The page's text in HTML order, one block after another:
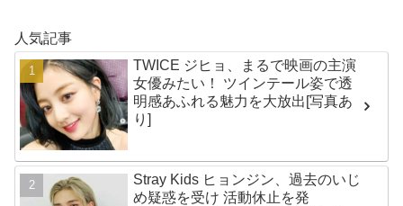
人気記事
TWICE ジヒョ、まるで映画の主演
女優みたい！ ツインテール姿で透
明感あふれる魅力を大放出[写真あ
り]
Stray Kids ヒョンジン、過去のいじ
め疑惑を受け 活動休止を発